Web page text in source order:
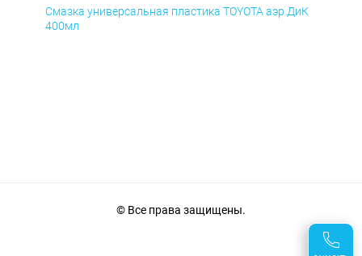
Смазка универсальная пластика TOYOTA аэр ДиК
400мл
© Все права защищены.